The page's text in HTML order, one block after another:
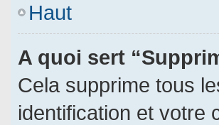
Haut
A quoi sert
Cela supprime tous
identification et votre